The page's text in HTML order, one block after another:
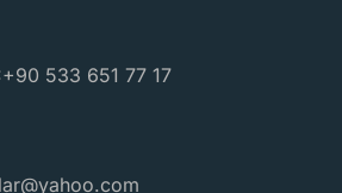
533 651 77 17